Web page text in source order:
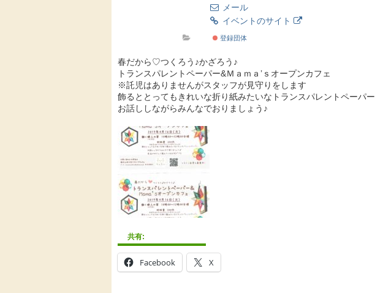
メール
イベントのサイト
登録団体
春だから♡つくろう♪かざろう♪
トランスパレントペーパー&Ｍａｍａ’ｓオープンカフェ
※託児はありませんがスタッフが見守りをします
飾るととってもきれいな折り紙みたいなトランスパレントペーパー
お話ししながらみんなでおりましょう♪
共有:
Facebook X